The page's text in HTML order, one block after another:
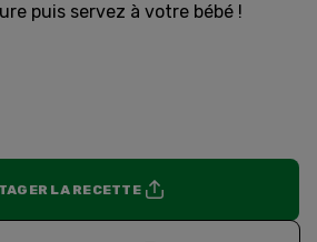
puis servez à votre bébé !
LA RECETTE